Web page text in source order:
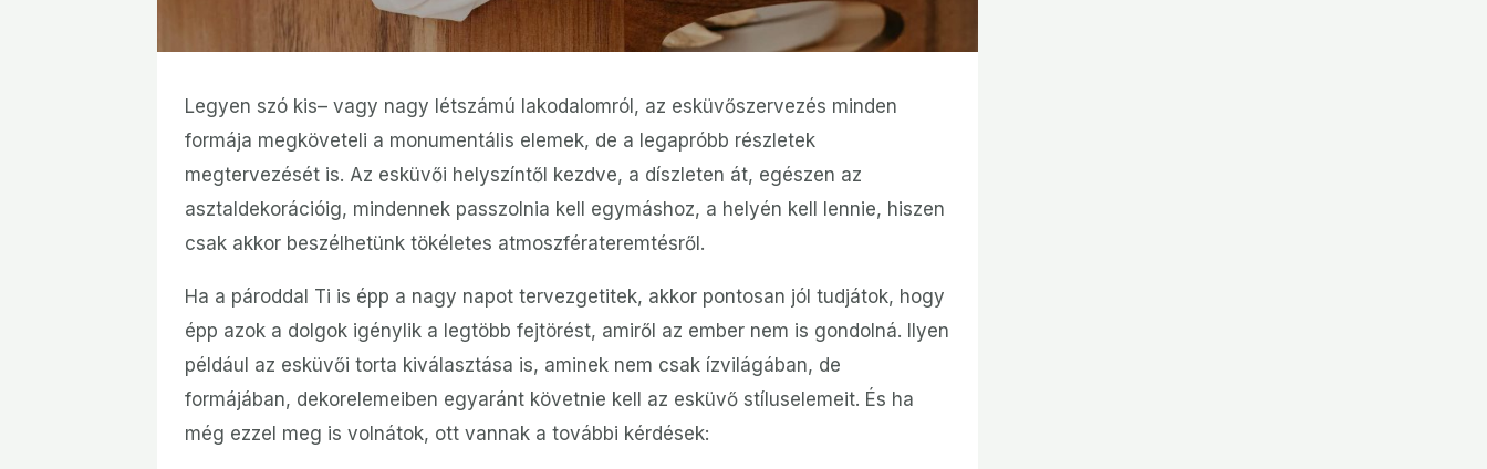
Legyen szó kis– vagy nagy létszámú lakodalomról, az esküvőszervezés minden
formája megköveteli a monumentális elemek, de a legapróbb részletek
megtervezését is. Az esküvői helyszíntől kezdve, a díszleten át, egészen az
asztaldekorációig, mindennek passzolnia kell egymáshoz, a helyén kell lennie, hiszen
csak akkor beszélhetünk tökéletes atmoszférateremtésről.
Ha a pároddal Ti is épp a nagy napot tervezgetitek, akkor pontosan jól tudjátok, hogy
épp azok a dolgok igénylik a legtöbb fejtörést, amiről az ember nem is gondolná. Ilyen
például az esküvői torta kiválasztása is, aminek nem csak ízvilágában, de
formájában, dekorelemeiben egyaránt követnie kell az esküvő stíluselemeit. És ha
még ezzel meg is volnátok, ott vannak a további kérdések: